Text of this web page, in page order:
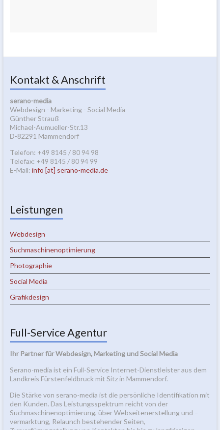
Kontakt & Anschrift
serano-media
Webdesign - Marketing - Social Media
Günther Strauß
Michael-Aumueller-Str.13
D-82291 Mammendorf
Telefon: +49 8145 / 80 94 98
Telefax: +49 8145 / 80 94 99
E-Mail: info [at] serano-media.de
Leistungen
Webdesign
Suchmaschinenoptimierung
Photographie
Social Media
Grafikdesign
Full-Service Agentur
Ihr Partner für Webdesign, Marketing und Social Media
Serano-media ist ein Full-Service Internet-Dienstleister aus dem
Landkreis Fürstenfeldbruck mit Sitz in Mammendorf.
Die Stärke von serano-media ist die persönliche Identifikation mit
den Kunden. Das Leistungsspektrum reicht von der
Suchmaschinenoptimierung, über Webseitenerstellung und –
vermarktung, Relaunch bestehender Seiten,